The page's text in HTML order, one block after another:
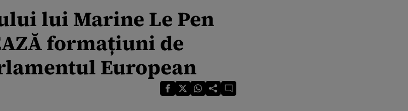
lui Marine Le Pen
formațiuni de
European